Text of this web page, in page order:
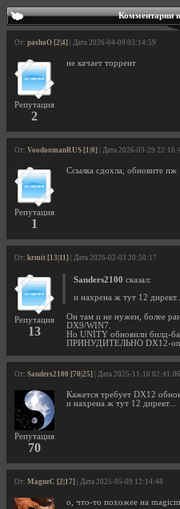
Комментарии
От: pashoO [2|4] | Дата 2026-04-09 03:14:59
Репутация
2
не качает торрент
От: VoodoomanRUS [1|0] | Дата 2026-03-29
Репутация
1
Ссылка сдохла, обновите пж
От: krmit [13|11] | Дата 2026-02-03 20:50:17
Репутация
13
Sanders2100 сказал:
и нахрена ж тут 12
Он там и не нужен, более
DX9/WIN7.
Но UNITY обновили билд-
ПРИНУДИТЕЛЬНО DX12-
От: Sanders2100 [70|25] | Дата 2025-11-10 02:41:06
Репутация
70
Кажется требует DX12
и нахрена ж тут 12 директ...
От: MagneC [2|17] | Дата 2025-05-09 12:14:48
о, что-то похожее на